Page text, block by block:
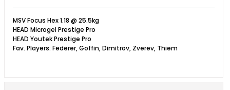
MSV Focus Hex 1.18 @ 25.5kg
HEAD Microgel Prestige Pro
HEAD Youtek Prestige Pro
Fav. Players: Federer, Goffin, Dimitrov, Zverev, Thiem